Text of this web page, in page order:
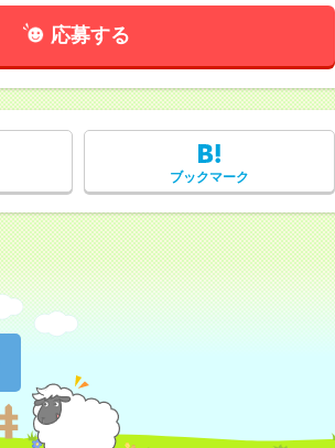
応募する
ブックマーク